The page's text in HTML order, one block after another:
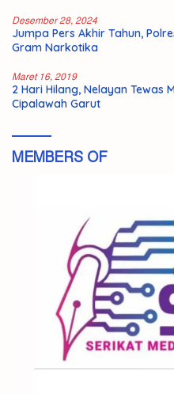
Desember 28, 2024
Jumpa Pers Akhir Tahun,
Gram Narkotika
Maret 16, 2019
2 Hari Hilang, Nelayan Tewas
Cipalawah Garut
MEMBERS OF